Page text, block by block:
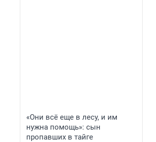
«Они всё еще в лесу, и им
нужна помощь»: сын
пропавших в тайге